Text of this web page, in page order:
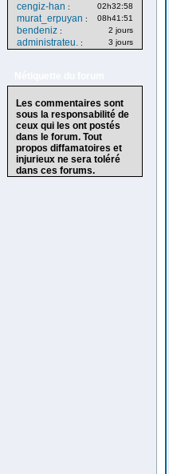
cengiz-han : 02h32:58
murat_erpuyan : 08h41:51
bendeniz : 2 jours
administrateu. : 3 jours
Les commentaires sont
sous la responsabilité de
ceux qui les ont postés
dans le forum. Tout
propos diffamatoires et
injurieux ne sera toléré
dans ces forums.